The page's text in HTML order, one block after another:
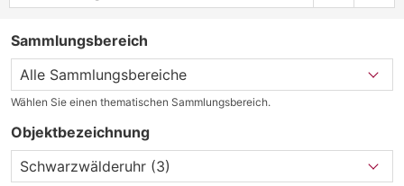
Sammlungsbereich
Wählen Sie einen thematischen Sammlungsbereich.
Objektbezeichnung